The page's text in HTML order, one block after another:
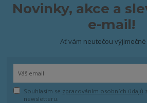
Novinky, akce a
e-mail!
Ať vám neutečou
Souhlasím se zpracováním osobních údajů
newsletteru.